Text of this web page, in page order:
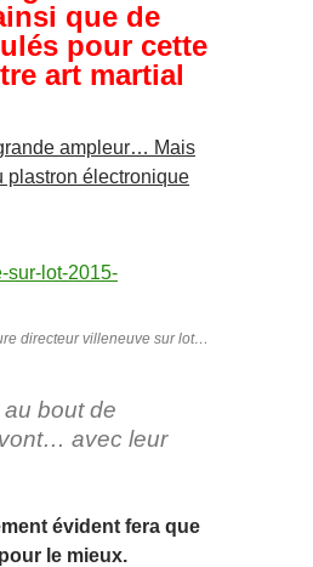
que de
pour cette
art martial
ampleur… Mais
plastron électronique
directeur villeneuve sur lot…
bout de
avec leur
évident fera que
le mieux.